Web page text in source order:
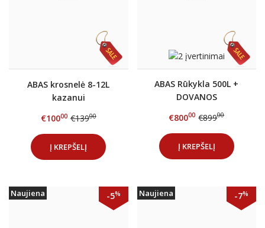
ABAS krosnelė 8-12L
kazanui
€10000 €13900
Į KREPŠELĮ
ABAS Rūkykla 500L +
DOVANOS
€80000 €89900
Į KREPŠELĮ
Naujiena -5% Naujiena -7%